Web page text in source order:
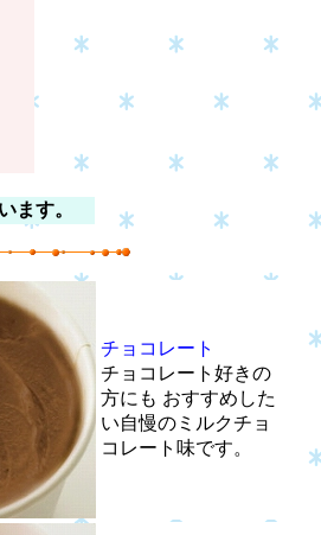
ます。
チョコレート
チョコレート好きの
方にも おすすめした
い自慢のミルクチョ
コレート味です。